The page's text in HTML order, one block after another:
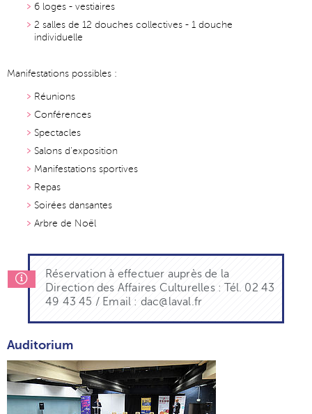
6 loges - vestiaires
2 salles de 12 douches collectives - 1 douche
individuelle
Manifestations possibles :
Réunions
Conférences
Spectacles
Salons d'exposition
Manifestations sportives
Repas
Soirées dansantes
Arbre de Noël
Réservation à effectuer auprès de la
Direction des Affaires Culturelles : Tél. 02 43
49 43 45 / Email : dac@laval.fr
Auditorium